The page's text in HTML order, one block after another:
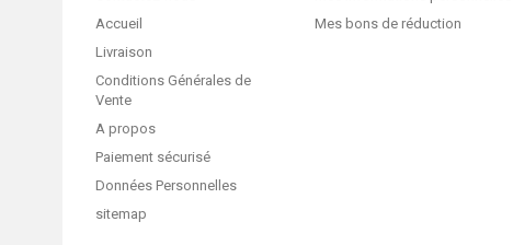
Accueil
Livraison
Conditions Générales de
Vente
A propos
Paiement sécurisé
Données Personnelles
sitemap
Mes bons de réduction